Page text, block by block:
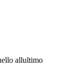
allultimo